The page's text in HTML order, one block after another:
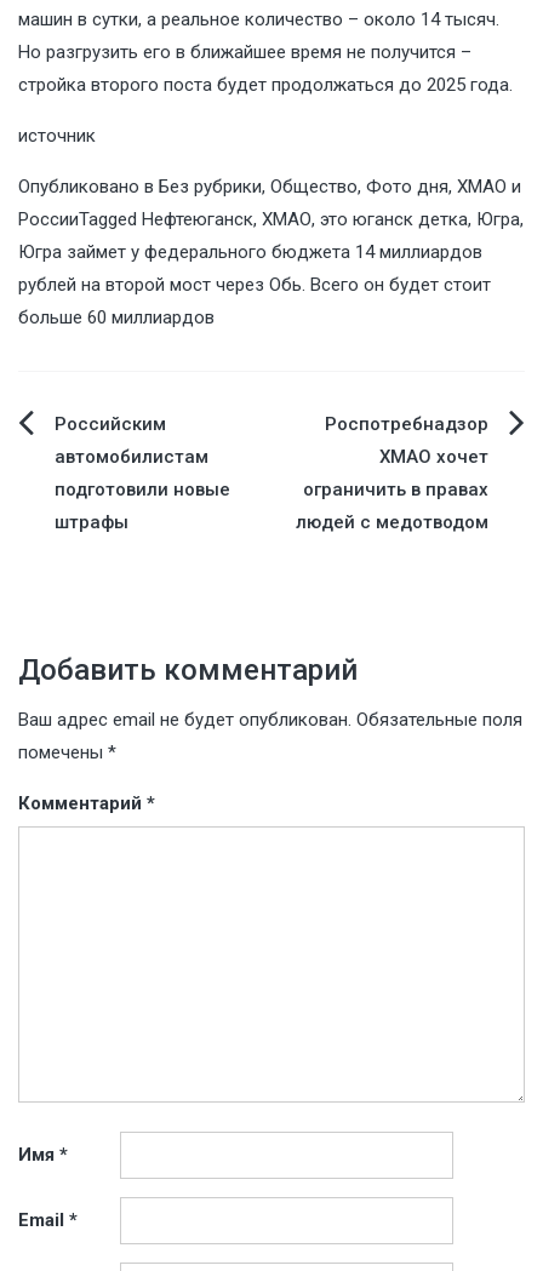
машин в сутки, а реальное количество – около 14 тысяч.
Но разгрузить его в ближайшее время не получится –
стройка второго поста будет продолжаться до 2025 года.
источник
Опубликовано в Без рубрики, Общество, Фото дня, ХМАО и
РоссииTagged Нефтеюганск, ХМАО, это юганск детка, Югра,
Югра займет у федерального бюджета 14 миллиардов
рублей на второй мост через Обь. Всего он будет стоит
больше 60 миллиардов
Навигация
по
записям
Российским
автомобилистам
подготовили новые
штрафы
Роспотребнадзор
ХМАО хочет
ограничить в правах
людей с медотводом
Добавить комментарий
Ваш адрес email не будет опубликован. Обязательные поля
помечены *
Комментарий *
Имя *
Email *